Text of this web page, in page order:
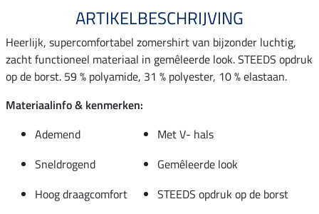
ARTIKELBESCHRIJVING
Heerlijk, supercomfortabel zomershirt van bijzonder luchtig,
zacht functioneel materiaal in gemêleerde look. STEEDS opdruk
op de borst. 59 % polyamide, 31 % polyester, 10 % elastaan.
Materiaalinfo & kenmerken:
Ademend
Met V- hals
Sneldrogend
Gemêleerde look
Hoog draagcomfort
STEEDS opdruk op de borst